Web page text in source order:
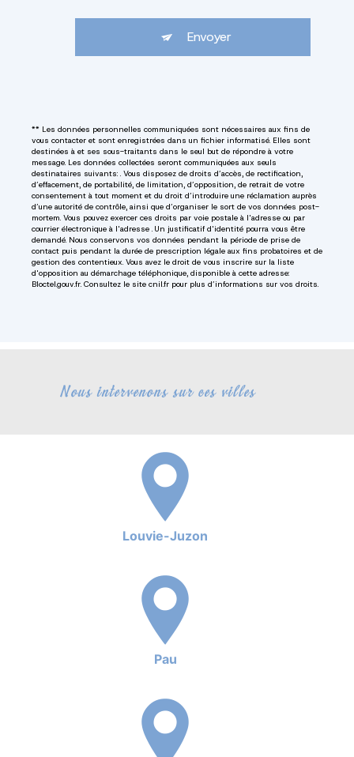
Envoyer
** Les données personnelles communiquées sont nécessaires aux fins de
vous contacter et sont enregistrées dans un fichier informatisé. Elles sont
destinées à et ses sous-traitants dans le seul but de répondre à votre
message. Les données collectées seront communiquées aux seuls
destinataires suivants: . Vous disposez de droits d’accès, de rectification,
d’effacement, de portabilité, de limitation, d’opposition, de retrait de votre
consentement à tout moment et du droit d’introduire une réclamation auprès
d’une autorité de contrôle, ainsi que d’organiser le sort de vos données post-
mortem. Vous pouvez exercer ces droits par voie postale à l'adresse ou par
courrier électronique à l'adresse . Un justificatif d'identité pourra vous être
demandé. Nous conservons vos données pendant la période de prise de
contact puis pendant la durée de prescription légale aux fins probatoires et de
gestion des contentieux. Vous avez le droit de vous inscrire sur la liste
d'opposition au démarchage téléphonique, disponible à cette adresse:
Bloctel.gouv.fr. Consultez le site cnil.fr pour plus d’informations sur vos droits.
Nous intervenons sur ces villes
Louvie-Juzon
Pau